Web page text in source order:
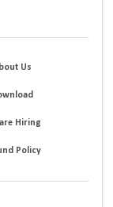
Us
Hiring
Policy